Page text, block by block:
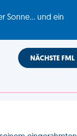
Sonne... und ein
NÄCHSTE FML